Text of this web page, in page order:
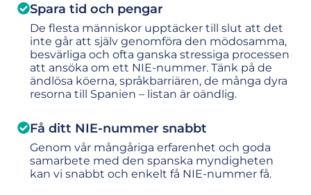
Spara tid och pengar
De flesta människor upptäcker till slut att det
inte går att själv genomföra den mödosamma,
besvärliga och ofta ganska stressiga processen
att ansöka om ett NIE-nummer. Tänk på de
ändlösa köerna, språkbarriären, de många dyra
resorna till Spanien – listan är oändlig.
Få ditt NIE-nummer snabbt
Genom vår mångåriga erfarenhet och goda
samarbete med den spanska myndigheten
kan vi snabbt och enkelt få NIE-nummer få.